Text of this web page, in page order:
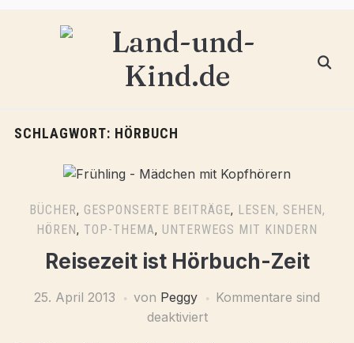
SCHLAGWORT: HÖRBUCH
BÜCHER, GESPONSERTE BEITRÄGE, LESEN, SEHEN,
HÖREN, TOP-THEMA, UNTERWEGS MIT KINDERN
Reisezeit ist Hörbuch-Zeit
25. April 2013 von Peggy
Kommentare sind
deaktiviert